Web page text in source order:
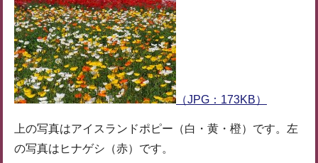
（JPG：173KB）
上の写真はアイスランドポピー（白・黄・橙）です。左
の写真はヒナゲシ（赤）です。